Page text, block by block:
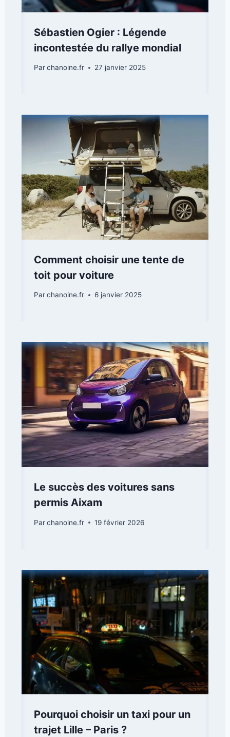
Sébastien Ogier : Légende
incontestée du rallye mondial
Parchanoine.fr 27 janvier 2025
Comment choisir une tente de
toit pour voiture
Parchanoine.fr 6 janvier 2025
Le succès des voitures sans
permis Aixam
Parchanoine.fr 19 février 2026
Pourquoi choisir un taxi pour un
trajet Lille – Paris ?